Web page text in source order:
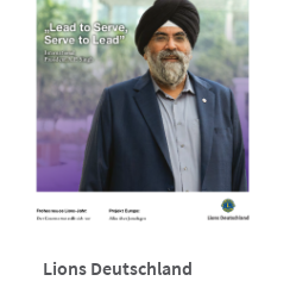
Lions Deutschland